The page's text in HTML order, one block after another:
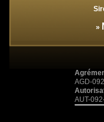
»
AGD-
AUT-